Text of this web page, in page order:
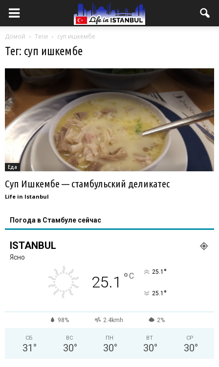
Домой Теги суп ишкембе
Тег: суп ишкембе
Еда
Суп Ишкембе — стамбульский деликатес
Life in Istanbul
Погода в Стамбуле сейчас
ISTANBUL
Ясно
25.1 °C 25.1 °
25.1 °
98% 2.4kmh 2%
СБ
31 °
ВС
30°
ПН
30°
ВТ
30°
СР
30°